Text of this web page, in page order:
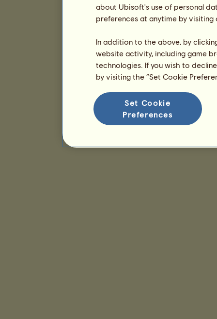
about Ubisoft's use of personal
preferences at anytime by
In addition to the above, by
website activity, including game
technologies. If you wish to
by visiting the “Set Cookie
Set Cookie
Preferences